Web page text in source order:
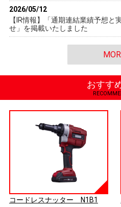
2026/05/12
【IR情報】「通期連結業績予想と
せ」を掲載いたしました
おすす
コードレスナッター N1B1